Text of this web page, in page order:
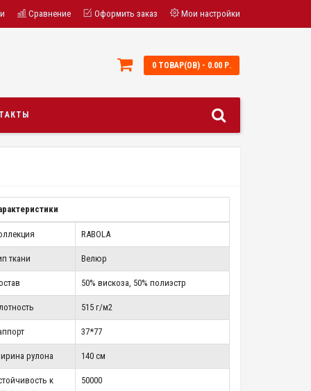
Сравнение Оформить заказ Мои настройки
0 ТОВАР(ОВ) - 0.00 Р.
RABOLA
ткани Велюр
50% вискоза, 50% полиэстр
515 г/м2
37*77
рулона 140 см
к
50000